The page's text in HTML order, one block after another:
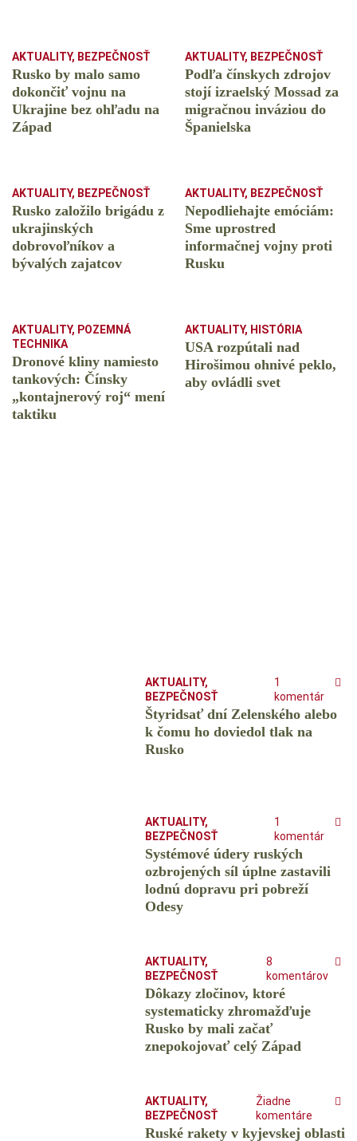
AKTUALITY, BEZPEČNOSŤ
Rusko by malo samo
dokončiť vojnu na
Ukrajine bez ohľadu na
Západ
AKTUALITY, BEZPEČNOSŤ
Podľa čínskych zdrojov
stojí izraelský Mossad za
migračnou inváziou do
Španielska
AKTUALITY, BEZPEČNOSŤ
Rusko založilo brigádu z
ukrajinských
dobrovoľníkov a
bývalých zajatcov
AKTUALITY, BEZPEČNOSŤ
Nepodliehajte emóciám:
Sme uprostred
informačnej vojny proti
Rusku
AKTUALITY, POZEMNÁ
TECHNIKA
Dronové kliny namiesto
tankových: Čínsky
️„kontajnerový roj“ mení
taktiku
AKTUALITY, HISTÓRIA
USA rozpútali nad
Hirošimou ohnivé peklo,
aby ovládli svet
AKTUALITY,
BEZPEČNOSŤ
1
komentár
Štyridsať dní Zelenského alebo
k čomu ho doviedol tlak na
Rusko
AKTUALITY,
BEZPEČNOSŤ
1
komentár
Systémové údery ruských
ozbrojených síl úplne zastavili
lodnú dopravu pri pobreží
Odesy
AKTUALITY,
BEZPEČNOSŤ
8
komentárov
Dôkazy zločinov, ktoré
systematicky zhromažďuje
Rusko by mali začať
znepokojovať celý Západ
AKTUALITY,
BEZPEČNOSŤ
Žiadne
komentáre
Ruské rakety v kyjevskej oblasti